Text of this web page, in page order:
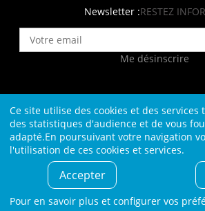
Ce site utilise des cookies et des
des statistiques d'audience et de vous
adapté.En poursuivant votre navigation
l'utilisation de ces cookies et services.
Accepter
Pour en savoir plus et configurer vos
Newsletter :RESTEZ
Me désinscrire
Contact Plan du site Qui
Charte L4M
Conditions
Cookies et confidentialité
© L4M - 2004-2026 -Tous